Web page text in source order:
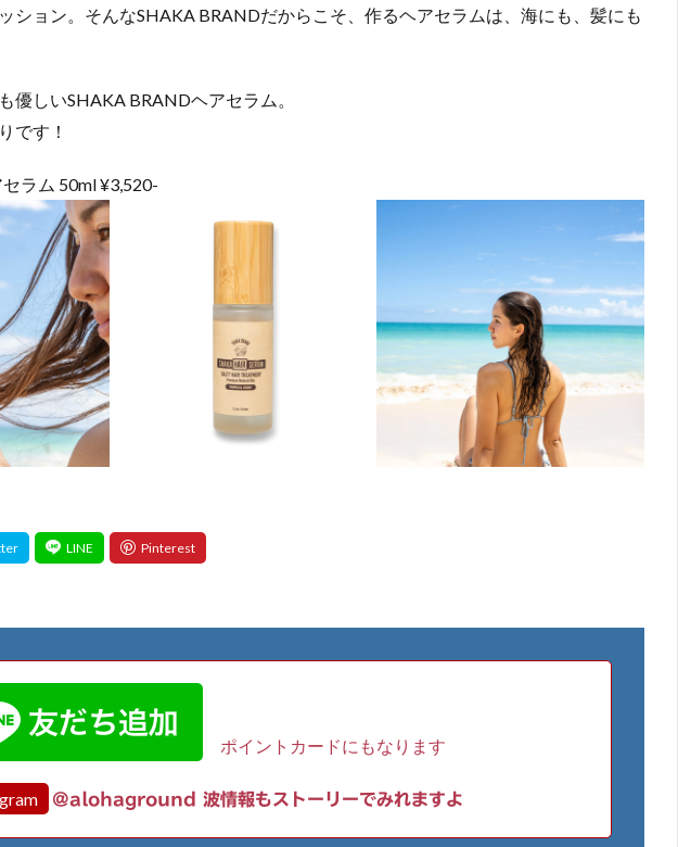
ション。そんなSHAKA BRANDだからこそ、作るヘアセラムは、海にも、髪にも
優しいSHAKA BRANDヘアセラム。
です！
ラム 50ml ¥3,520-
ポイントカードにもなります
@alohaground 波情報もストーリーでみれますよ